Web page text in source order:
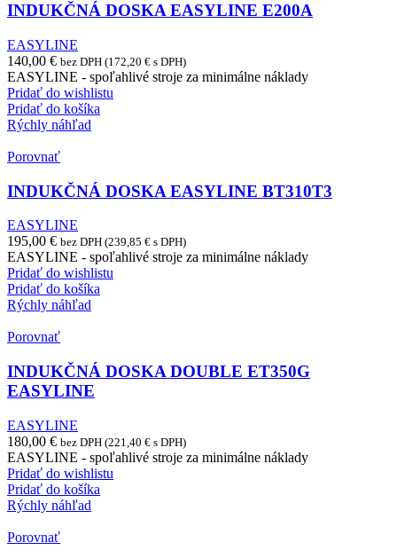
INDUKČNÁ DOSKA EASYLINE E200A
EASYLINE
140,00 € bez DPH (172,20 € s DPH)
EASYLINE - spoľahlivé stroje za minimálne náklady
Pridať do wishlistu
Pridať do košíka
Rýchly náhľad
Porovnať
INDUKČNÁ DOSKA EASYLINE BT310T3
EASYLINE
195,00 € bez DPH (239,85 € s DPH)
EASYLINE - spoľahlivé stroje za minimálne náklady
Pridať do wishlistu
Pridať do košíka
Rýchly náhľad
Porovnať
INDUKČNÁ DOSKA DOUBLE ET350G
EASYLINE
EASYLINE
180,00 € bez DPH (221,40 € s DPH)
EASYLINE - spoľahlivé stroje za minimálne náklady
Pridať do wishlistu
Pridať do košíka
Rýchly náhľad
Porovnať